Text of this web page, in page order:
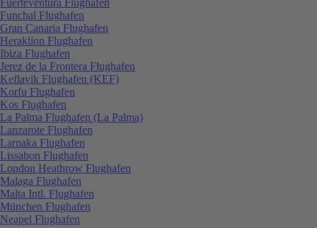
Funchal Flughafen
Gran Canaria Flughafen
Heraklion Flughafen
Ibiza Flughafen
Jerez de la Frontera Flughafen
Keflavik Flughafen (KEF)
Korfu Flughafen
Kos Flughafen
La Palma Flughafen (La Palma)
Lanzarote Flughafen
Larnaka Flughafen
Lissabon Flughafen
London Heathrow Flughafen
Malaga Flughafen
Malta Intl. Flughafen
München Flughafen
Neapel Flughafen